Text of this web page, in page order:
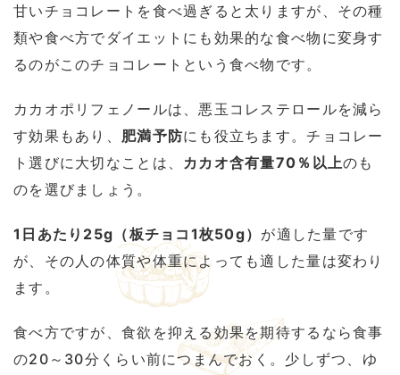
甘いチョコレートを食べ過ぎると太りますが、その種
類や食べ方でダイエットにも効果的な食べ物に変身す
るのがこのチョコレートという食べ物です。
カカオポリフェノールは、悪玉コレステロールを減ら
す効果もあり、 肥満予防にも役立ちます。チョコレー
ト選びに大切なことは、 カカオ含有量70％以上のも
のを選びましょう。
1日あたり25g（板チョコ1枚50g） が適した量です
が、その人の体質や体重によっても適した量は変わり
ます。
食べ方ですが、食欲を抑える効果を期待するなら食事
の20～30分くらい前につまんでおく。少しずつ、ゆ